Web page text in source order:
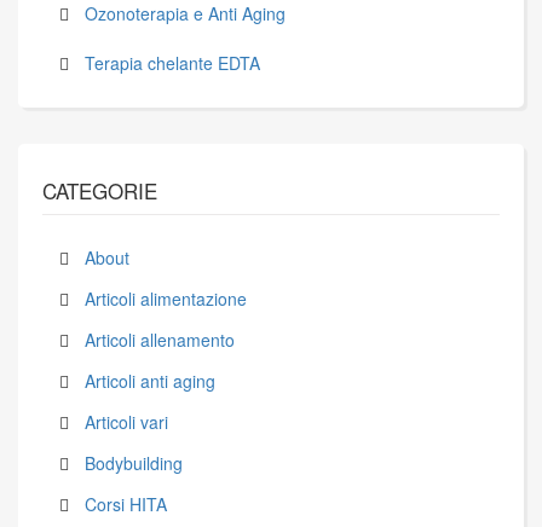
Ozonoterapia e Anti Aging
Terapia chelante EDTA
CATEGORIE
About
Articoli alimentazione
Articoli allenamento
Articoli anti aging
Articoli vari
Bodybuilding
Corsi HITA